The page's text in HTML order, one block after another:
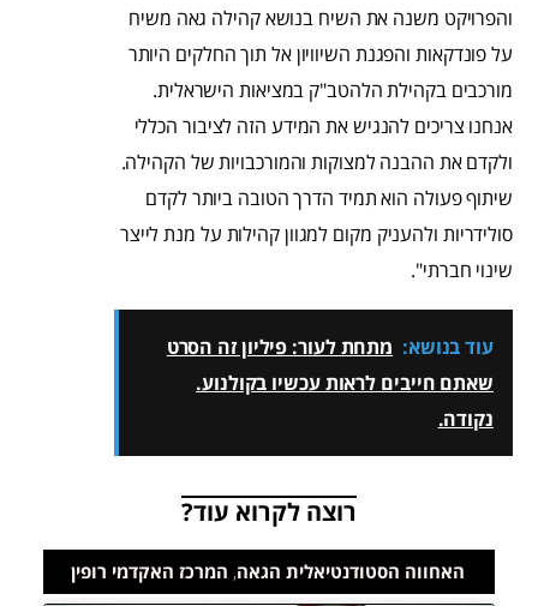
והפרויקט משנה את השיח בנושא קהילה גאה משיח
על פונדקאות והפגנת השיוויון אל תוך החלקים היותר
מורכבים בקהילת הלהטב"ק במציאות הישראלית.
אנחנו צריכים להנגיש את המידע הזה לציבור הכללי
ולקדם את ההבנה למצוקות והמורכבויות של הקהילה.
שיתוף פעולה הוא תמיד הדרך הטובה ביותר לקדם
סולידריות ולהעניק מקום למגוון קהילות על מנת לייצר
שינוי חברתי".
עוד בנושא: מתחת לעור: פיליון זה הסרט
שאתם חייבים לראות עכשיו בקולנוע.
נקודה.
רוצה לקרוא עוד?
האחווה הסטודנטיאלית הגאה, המרכז האקדמי רופין